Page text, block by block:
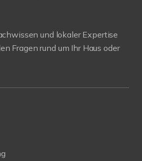
und lokaler Expertise
Fragen rund um Ihr Haus oder